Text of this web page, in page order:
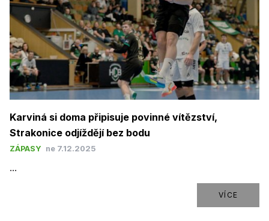
Karviná si doma připisuje povinné vítězství,
Strakonice odjíždějí bez bodu
ZÁPASY ne 7.12.2025
...
VÍCE